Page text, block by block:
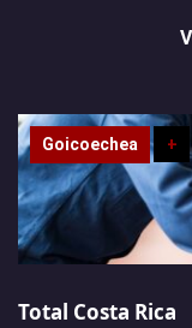
Goicoechea +
Total Costa Rica